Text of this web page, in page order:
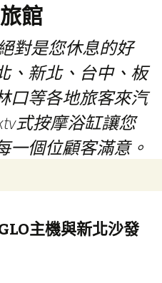
館
對是您休息的好
、新北、台中、板
口等各地旅客來汽
式按摩浴缸讓您
一個位顧客滿意。
鍵
字:
主機與新北沙發